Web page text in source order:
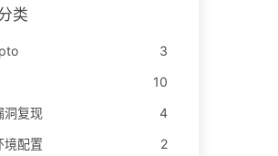
类
3
10
洞复现
4
境配置
2